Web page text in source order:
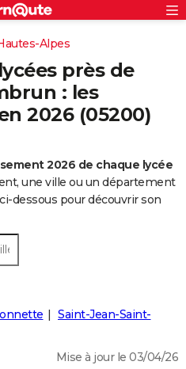
Alpes
près de
: les
2026 (05200)
2026 de chaque lycée
une ville ou un département
dessous pour découvrir son
Saint-Jean-Saint-
Mise à jour le 03/04/26